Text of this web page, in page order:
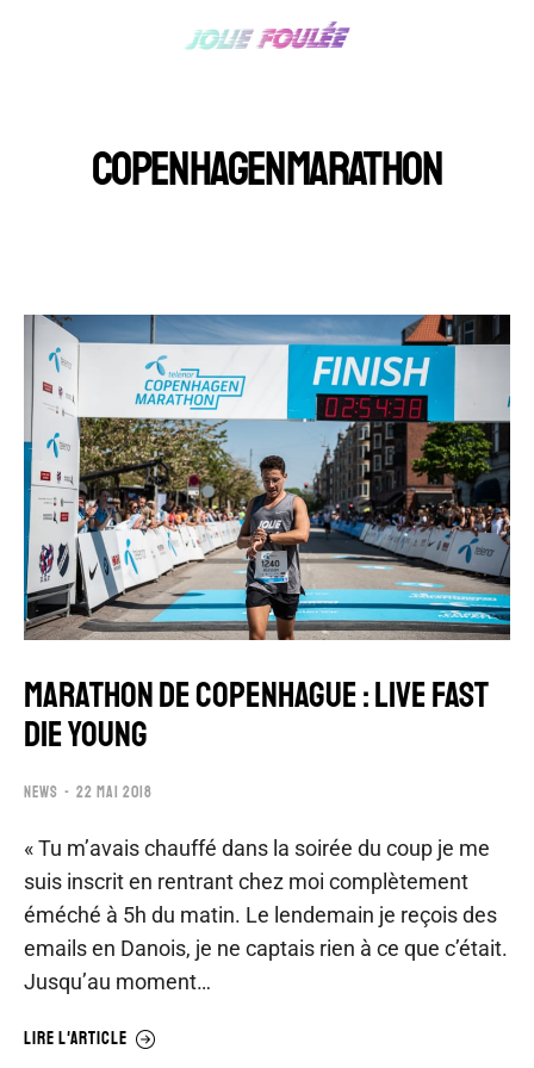
COPENHAGENMARATHON
MARATHON DE COPENHAGUE : LIVE FAST
DIE YOUNG
NEWS 22 MAI 2018
« Tu m’avais chauffé dans la soirée du coup je me
suis inscrit en rentrant chez moi complètement
éméché à 5h du matin. Le lendemain je reçois des
emails en Danois, je ne captais rien à ce que c’était.
Jusqu’au moment…
LIRE L'ARTICLE